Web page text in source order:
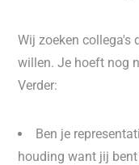
Wij zoeken collega's
willen. Je hoeft nog
Verder:
Ben je
houding want jij